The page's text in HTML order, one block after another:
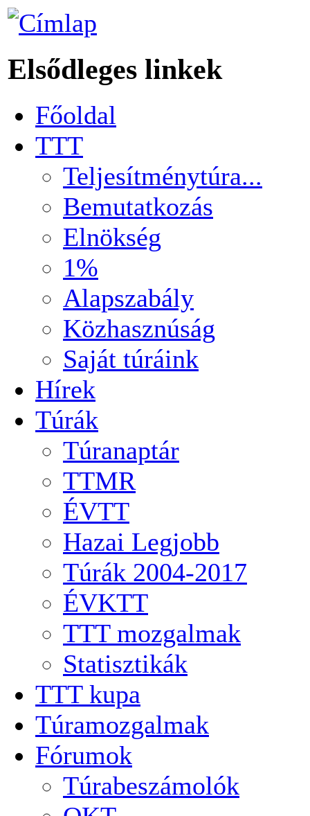
Elsődleges linkek
Főoldal
TTT
Teljesítménytúra...
Bemutatkozás
Elnökség
1%
Alapszabály
Közhasznúság
Saját túráink
Hírek
Túrák
Túranaptár
TTMR
ÉVTT
Hazai Legjobb
Túrák 2004-2017
ÉVKTT
TTT mozgalmak
Statisztikák
TTT kupa
Túramozgalmak
Fórumok
Túrabeszámolók